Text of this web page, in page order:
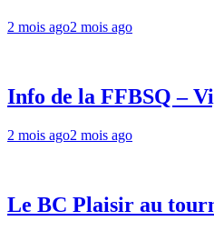
2 mois ago2 mois ago
Info de la FFBSQ –
2 mois ago2 mois ago
Le BC Plaisir au